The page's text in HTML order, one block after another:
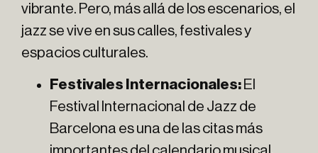
vibrante. Pero, más allá de los escenarios, el
jazz se vive en sus calles, festivales y
espacios culturales.
Festivales Internacionales: El
Festival Internacional de Jazz de
Barcelona es una de las citas más